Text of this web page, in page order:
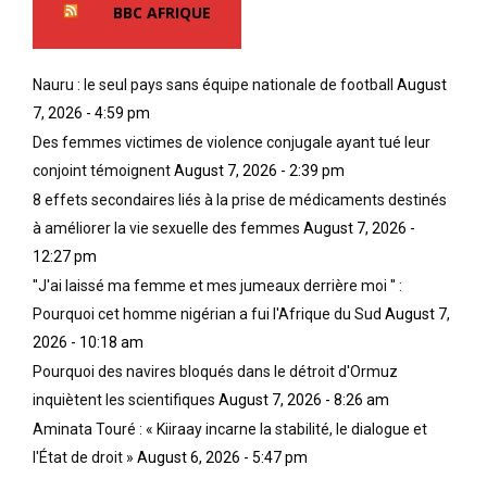
BBC AFRIQUE
Nauru : le seul pays sans équipe nationale de football August
7, 2026 - 4:59 pm
Des femmes victimes de violence conjugale ayant tué leur
conjoint témoignentAugust 7, 2026 - 2:39 pm
8 effets secondaires liés à la prise de médicaments destinés
à améliorer la vie sexuelle des femmes August 7, 2026 -
12:27 pm
''J'ai laissé ma femme et mes jumeaux derrière moi '' :
Pourquoi cet homme nigérian a fui l'Afrique du Sud August 7,
2026 - 10:18 am
Pourquoi des navires bloqués dans le détroit d'Ormuz
inquiètent les scientifiques August 7, 2026 - 8:26 am
Aminata Touré : « Kiiraay incarne la stabilité, le dialogue et
l'État de droit » August 6, 2026 - 5:47 pm